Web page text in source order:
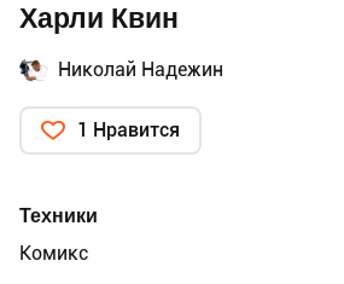
Харли Квин
Николай Надежин
1 Нравится
Техники
Комикс